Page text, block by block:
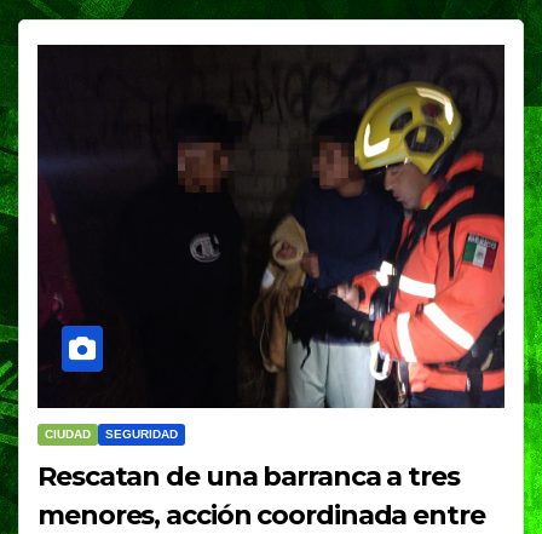
CIUDAD SEGURIDAD
Rescatan de una barranca a tres
menores, acción coordinada entre